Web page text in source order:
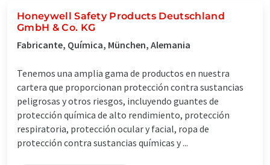
Honeywell Safety Products Deutschland
GmbH & Co. KG
Fabricante, Química, München, Alemania
Tenemos una amplia gama de productos en nuestra
cartera que proporcionan protección contra sustancias
peligrosas y otros riesgos, incluyendo guantes de
protección química de alto rendimiento, protección
respiratoria, protección ocular y facial, ropa de
protección contra sustancias químicas y ...